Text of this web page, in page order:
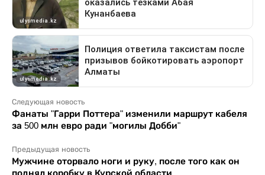
Следующая новость
Фанаты "Гарри Поттера" изменили маршрут кабеля
за 500 млн евро ради "могилы Добби"
Предыдущая новость
Мужчине оторвало ноги и руку, после того как он
поднял коробку в Курской области